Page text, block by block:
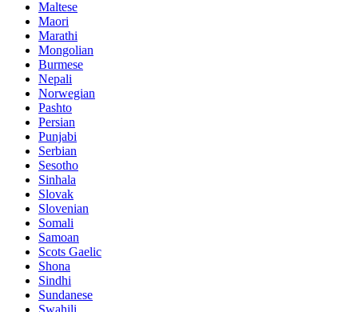
Maltese
Maori
Marathi
Mongolian
Burmese
Nepali
Norwegian
Pashto
Persian
Punjabi
Serbian
Sesotho
Sinhala
Slovak
Slovenian
Somali
Samoan
Scots Gaelic
Shona
Sindhi
Sundanese